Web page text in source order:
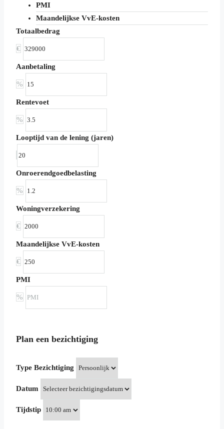
PMI
Maandelijkse VvE-kosten
Totaalbedrag
€
Aanbetaling
%
Rentevoet
%
Looptijd van de lening (jaren)
Onroerendgoedbelasting
%
Woningverzekering
€
Maandelijkse VvE-kosten
€
PMI
%
Plan een bezichtiging
Type Bezichtiging
Datum
Tijdstip